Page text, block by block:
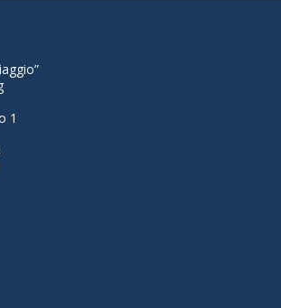
1